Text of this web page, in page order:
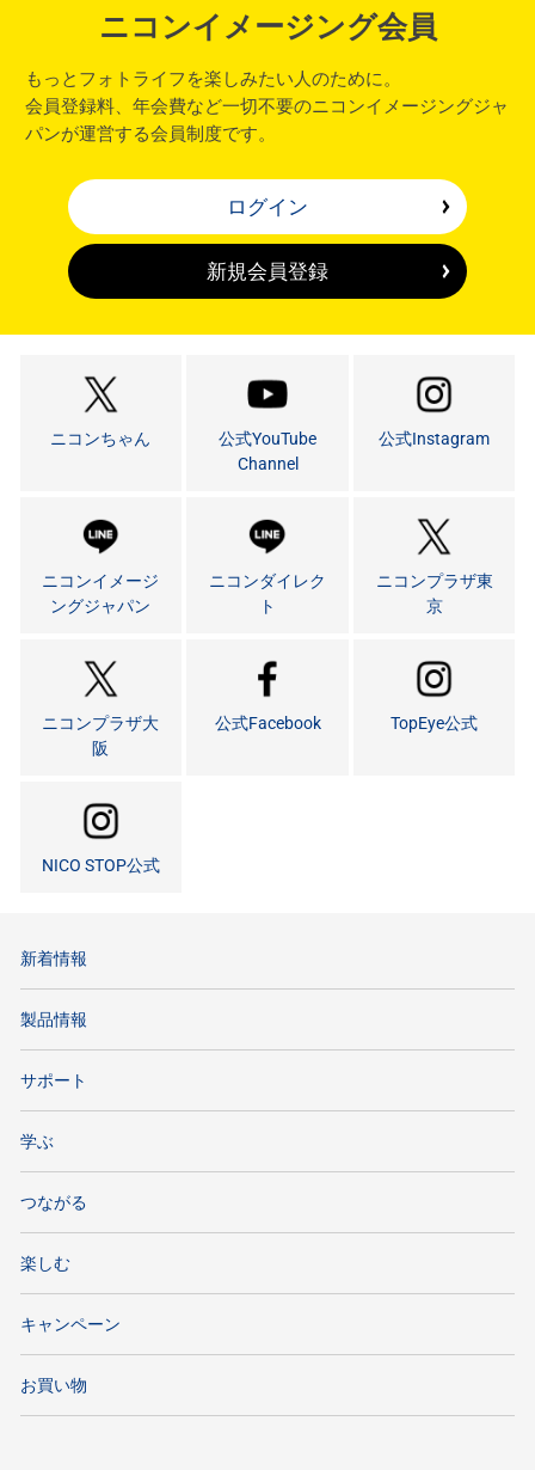
ニコンイメージング会員
もっとフォトライフを楽しみたい人のために。
会員登録料、年会費など一切不要のニコンイメージングジャ
パンが運営する会員制度です。
ログイン
新規会員登録
ニコンちゃん
公式YouTube
Channel
公式Instagram
ニコンイメージ
ングジャパン
ニコンダイレク
ト
ニコンプラザ東
京
ニコンプラザ大
阪
公式Facebook TopEye公式
NICO STOP公式
新着情報
製品情報
サポート
学ぶ
つながる
楽しむ
キャンペーン
お買い物